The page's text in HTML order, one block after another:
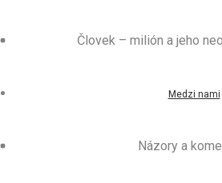
Človek – milión a jeho
Medzi nami
Názory a